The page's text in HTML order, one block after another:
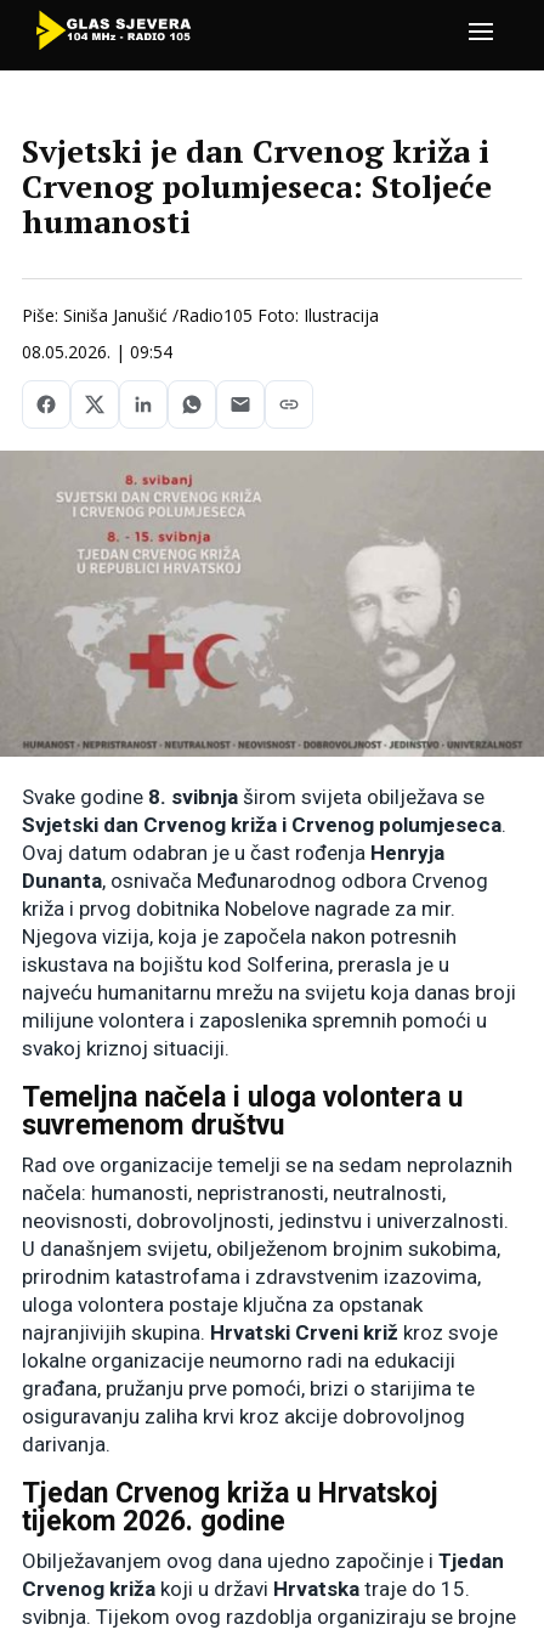
Svjetski je dan Crvenog križa i
Crvenog polumjeseca: Stoljeće
humanosti
Piše: Siniša Janušić /Radio105 Foto: Ilustracija
08.05.2026. | 09:54
Svake godine 8. svibnja širom svijeta obilježava se
Svjetski dan Crvenog križa i Crvenog polumjeseca.
Ovaj datum odabran je u čast rođenja Henryja
Dunanta, osnivača Međunarodnog odbora Crvenog
križa i prvog dobitnika Nobelove nagrade za mir.
Njegova vizija, koja je započela nakon potresnih
iskustava na bojištu kod Solferina, prerasla je u
najveću humanitarnu mrežu na svijetu koja danas broji
milijune volontera i zaposlenika spremnih pomoći u
svakoj kriznoj situaciji.
Temeljna načela i uloga volontera u
suvremenom društvu
Rad ove organizacije temelji se na sedam neprolaznih
načela: humanosti, nepristranosti, neutralnosti,
neovisnosti, dobrovoljnosti, jedinstvu i univerzalnosti.
U današnjem svijetu, obilježenom brojnim sukobima,
prirodnim katastrofama i zdravstvenim izazovima,
uloga volontera postaje ključna za opstanak
najranjivijih skupina. Hrvatski Crveni križ kroz svoje
lokalne organizacije neumorno radi na edukaciji
građana, pružanju prve pomoći, brizi o starijima te
osiguravanju zaliha krvi kroz akcije dobrovoljnog
darivanja.
Tjedan Crvenog križa u Hrvatskoj
tijekom 2026. godine
Obilježavanjem ovog dana ujedno započinje i Tjedan
Crvenog križa koji u državi Hrvatska traje do 15.
svibnja. Tijekom ovog razdoblja organiziraju se brojne